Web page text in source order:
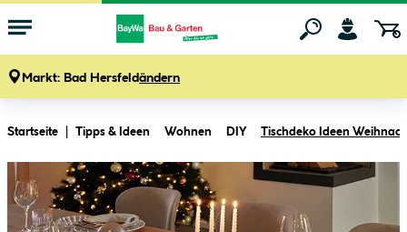
Markt: Bad Hersfeldändern
Startseite Tipps & Ideen Wohnen DIY Tischdeko Ideen